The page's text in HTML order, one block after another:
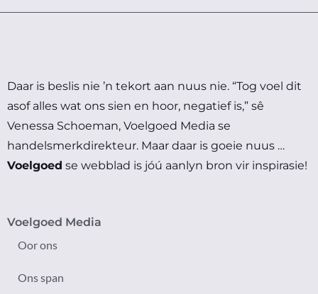
Daar is beslis nie ’n tekort aan nuus nie. “Tog voel dit
asof alles wat ons sien en hoor, negatief is,” sê
Venessa Schoeman, Voelgoed Media se
handelsmerkdirekteur. Maar daar is goeie nuus …
Voelgoed se webblad is jóú aanlyn bron vir inspirasie!
Voelgoed Media
Oor ons
Ons span